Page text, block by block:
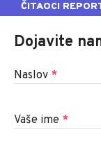
ČITAOCI
Dojavite
Naslov *
Vaše ime *